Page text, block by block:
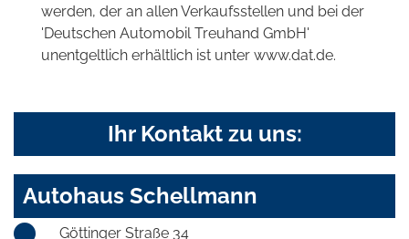
werden, der an allen Verkaufsstellen und bei der
'Deutschen Automobil Treuhand GmbH'
unentgeltlich erhältlich ist unter www.dat.de.
Ihr Kontakt zu uns:
Autohaus Schellmann
Göttinger Straße 34